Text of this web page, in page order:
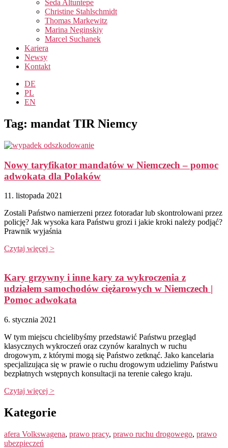
Seda Altuntepe
Christine Stahlschmidt
Thomas Markewitz
Marina Neginskiy
Marcel Suchanek
Kariera
Newsy
Kontakt
DE
PL
EN
Tag: mandat TIR Niemcy
Nowy taryfikator mandatów w Niemczech – pomoc
adwokata dla Polaków
11. listopada 2021
Zostali Państwo namierzeni przez fotoradar lub skontrolowani przez
policję? Jak wysoka kara Państwu grozi i jakie kroki należy podjąć?
Prawnik wyjaśnia
Czytaj więcej >
Kary grzywny i inne kary za wykroczenia z
udziałem samochodów ciężarowych w Niemczech |
Pomoc adwokata
6. stycznia 2021
W tym miejscu chcielibyśmy przedstawić Państwu przegląd
klasycznych wykroczeń oraz czynów karalnych w ruchu
drogowym, z którymi mogą się Państwo zetknąć. Jako kancelaria
specjalizująca się w prawie o ruchu drogowym udzielimy Państwu
bezpłatnych wstępnych konsultacji na terenie całego kraju.
Czytaj więcej >
Kategorie
afera Volkswagena, prawo pracy, prawo ruchu drogowego, prawo
ubezpieczeń